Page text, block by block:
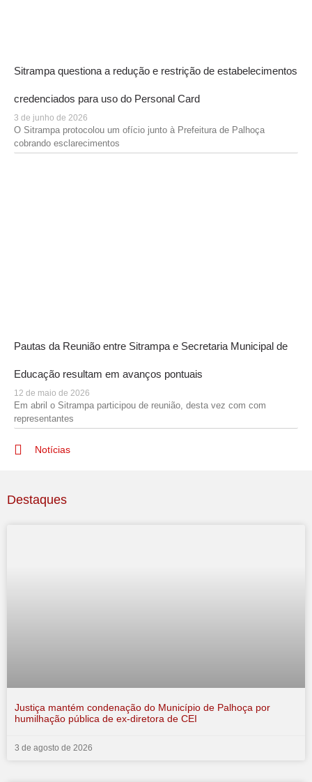
Sitrampa questiona a redução e restrição de estabelecimentos
credenciados para uso do Personal Card
3 de junho de 2026
O Sitrampa protocolou um ofício junto à Prefeitura de Palhoça
cobrando esclarecimentos
Pautas da Reunião entre Sitrampa e Secretaria Municipal de
Educação resultam em avanços pontuais
12 de maio de 2026
Em abril o Sitrampa participou de reunião, desta vez com com
representantes
Notícias
Destaques
Justiça mantém condenação do Município de Palhoça por
humilhação pública de ex-diretora de CEI
3 de agosto de 2026